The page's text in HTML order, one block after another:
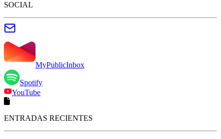
SOCIAL
MyPublicInbox
Spotify
YouTube
ENTRADAS RECIENTES